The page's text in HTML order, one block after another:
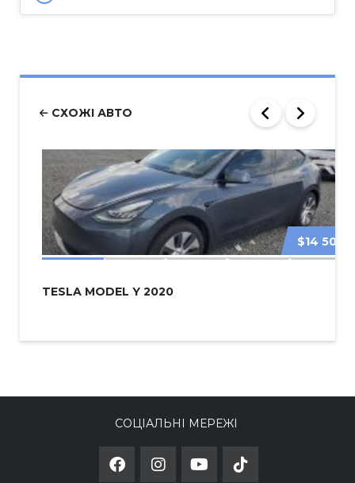
СХОЖІ АВТО
$14 500
TESLA MODEL Y 2020
СОЦІАЛЬНІ МЕРЕЖІ